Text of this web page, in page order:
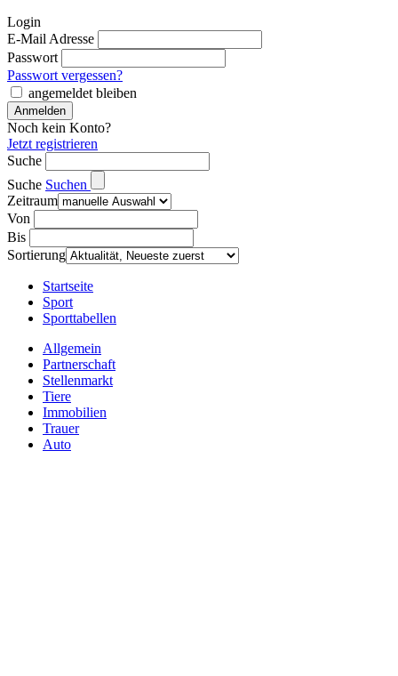
Login
E-Mail Adresse
Passwort
Passwort vergessen?
angemeldet bleiben
Noch kein Konto?
Jetzt registrieren
Suche
Suche Suchen
Zeitraum
Von
Bis
Sortierung
Startseite
Sport
Sporttabellen
Allgemein
Partnerschaft
Stellenmarkt
Tiere
Immobilien
Trauer
Auto